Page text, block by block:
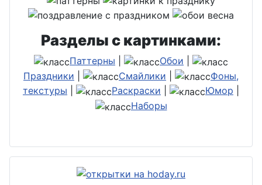
Разделы с картинками:
Паттерны Обои
Праздники
Смайлики
Фоны,
текстуры
Раскраски Юмор
Наборы